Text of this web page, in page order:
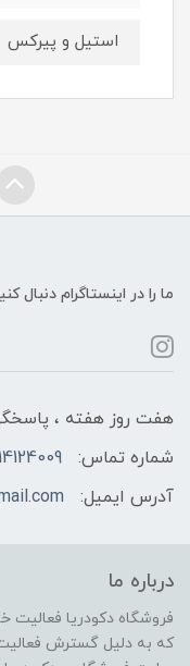
استیل و پیرکس
ما را در اینستاگرام دنبال
هفت روز هفته ،
شماره تماس:
آدرس ایمیل:
درباره ما
که به دلیل گسترش